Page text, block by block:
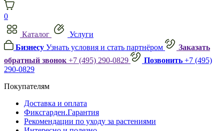
0
Каталог
Услуги
Бизнесу Узнать условия и стать партнёром
Заказать
обратный звонок +7 (495) 290-0829 Позвонить +7 (495)
290-0829
Покупателям
Доставка и оплата
Фиксгарден.Гарантия
Рекомендации по уходу за растениями